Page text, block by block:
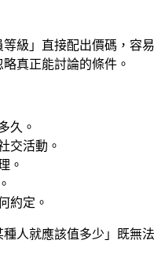
級」直接配出價碼，容易
真正能討論的條件。
久。
交活動。
。
約定。
人就應該值多少」既無法